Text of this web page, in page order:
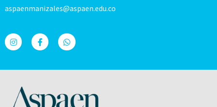
aspaenmanizales@aspaen.edu.co